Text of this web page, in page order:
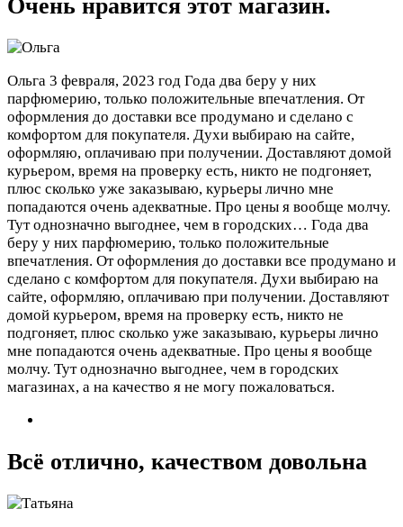
Очень нравится этот магазин.
Ольга 3 февраля, 2023 год Года два беру у них
парфюмерию, только положительные впечатления. От
оформления до доставки все продумано и сделано с
комфортом для покупателя. Духи выбираю на сайте,
оформляю, оплачиваю при получении. Доставляют домой
курьером, время на проверку есть, никто не подгоняет,
плюс сколько уже заказываю, курьеры лично мне
попадаются очень адекватные. Про цены я вообще молчу.
Тут однозначно выгоднее, чем в городских… Года два
беру у них парфюмерию, только положительные
впечатления. От оформления до доставки все продумано и
сделано с комфортом для покупателя. Духи выбираю на
сайте, оформляю, оплачиваю при получении. Доставляют
домой курьером, время на проверку есть, никто не
подгоняет, плюс сколько уже заказываю, курьеры лично
мне попадаются очень адекватные. Про цены я вообще
молчу. Тут однозначно выгоднее, чем в городских
магазинах, а на качество я не могу пожаловаться.
Всё отлично, качеством довольна